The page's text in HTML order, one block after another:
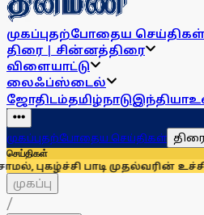
முகப்புதற்போதைய செய்திகள்
திரை | சின்னத்திரை
விளையாட்டு
லைஃப்ஸ்டைல்
ஜோதிடம்தமிழ்நாடுஇந்தியா
முகப்புதற்போதைய செய்திகள்
செய்திகள்
உச்சிகுளிர பாராட்டு
முகப்பு
/